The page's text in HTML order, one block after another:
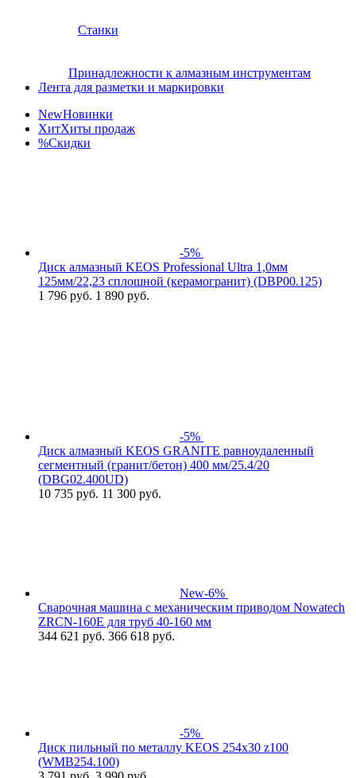
Станки
Принадлежности к алмазным инструментам
Лента для разметки и маркировки
NewНовинки
ХитХиты продаж
%Скидки
-5%
Диск алмазный KEOS Professional Ultra 1,0мм
125мм/22,23 сплошной (керамогранит) (DBP00.125)
1 796 руб. 1 890 руб.
-5%
Диск алмазный KEOS GRANITE равноудаленный
сегментный (гранит/бетон) 400 мм/25.4/20
(DBG02.400UD)
10 735 руб. 11 300 руб.
New-6%
Сварочная машина с механическим приводом Nowatech
ZRCN-160Е для труб 40-160 мм
344 621 руб. 366 618 руб.
-5%
Диск пильный по металлу KEOS 254x30 z100
(WMB254.100)